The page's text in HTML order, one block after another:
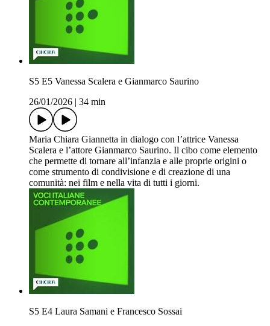
S5 E5 Vanessa Scalera e Gianmarco Saurino
26/01/2026
34 min
Maria Chiara Giannetta in dialogo con l’attrice Vanessa
Scalera e l’attore Gianmarco Saurino. Il cibo come elemento
che permette di tornare all’infanzia e alle proprie origini o
come strumento di condivisione e di creazione di una
comunità: nei film e nella vita di tutti i giorni.
S5 E4 Laura Samani e Francesco Sossai